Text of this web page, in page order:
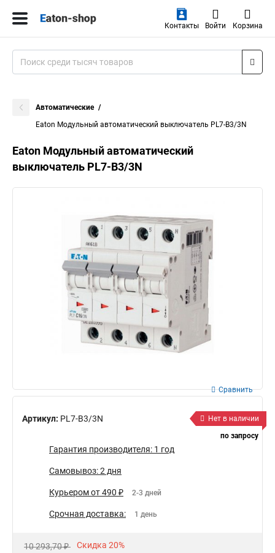
Контакты Войти Корзина
Автоматические
Eaton Модульный автоматический выключатель PL7-B3/3N
Eaton Модульный автоматический
выключатель PL7-B3/3N
Артикул: PL7-B3/3N
Сравнить
Нет в наличии
по запросу
Гарантия производителя: 1 год
Самовывоз: 2 дня
Курьером от 490 ₽ 2-3 дней
Срочная доставка: 1 день
10 293,70 ₽ Скидка 20%